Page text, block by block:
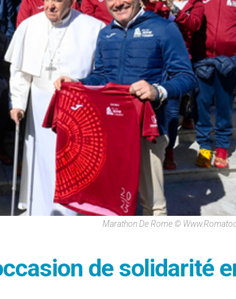
Marathon De Rome ©
de solidarité